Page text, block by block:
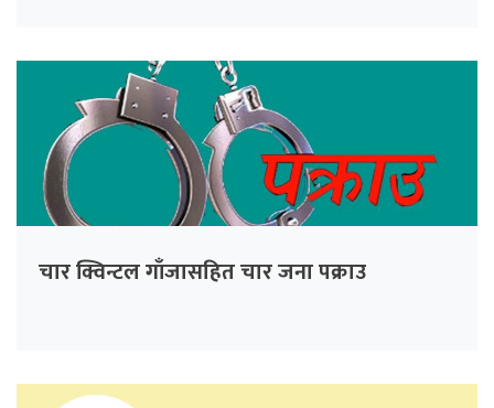
चार क्विन्टल गाँजासहित चार जना पक्राउ